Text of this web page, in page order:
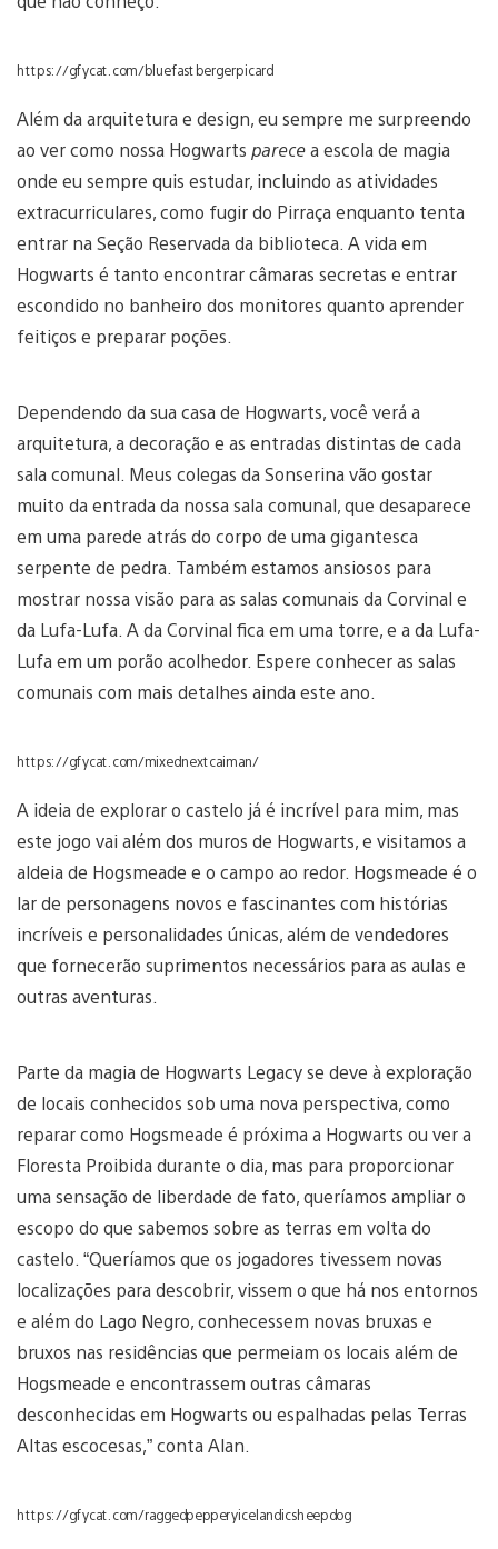
https://gfycat.com/bluefastbergerpicard
Além da arquitetura e design, eu sempre me surpreendo
ao ver como nossa Hogwarts parecea escola de magia
onde eu sempre quis estudar, incluindo as atividades
extracurriculares, como fugir do Pirraça enquanto tenta
entrar na Seção Reservada da biblioteca. A vida em
Hogwarts é tanto encontrar câmaras secretas e entrar
escondido no banheiro dos monitores quanto aprender
feitiços e preparar poções.
Dependendo da sua casa de Hogwarts, você verá a
arquitetura, a decoração e as entradas distintas de cada
sala comunal. Meus colegas da Sonserina vão gostar
muito da entrada da nossa sala comunal, que desaparece
em uma parede atrás do corpo de uma gigantesca
serpente de pedra. Também estamos ansiosos para
mostrar nossa visão para as salas comunais da Corvinal e
da Lufa-Lufa. A da Corvinal fica em uma torre, e a da Lufa-
Lufa em um porão acolhedor. Espere conhecer as salas
comunais com mais detalhes ainda este ano.
https://gfycat.com/mixednextcaiman/
A ideia de explorar o castelo já é incrível para mim, mas
este jogo vai além dos muros de Hogwarts, e visitamos a
aldeia de Hogsmeade e o campo ao redor. Hogsmeade é o
lar de personagens novos e fascinantes com histórias
incríveis e personalidades únicas, além de vendedores
que fornecerão suprimentos necessários para as aulas e
outras aventuras.
Parte da magia de Hogwarts Legacy se deve à exploração
de locais conhecidos sob uma nova perspectiva, como
reparar como Hogsmeade é próxima a Hogwarts ou ver a
Floresta Proibida durante o dia, mas para proporcionar
uma sensação de liberdade de fato, queríamos ampliar o
escopo do que sabemos sobre as terras em volta do
castelo. “Queríamos que os jogadores tivessem novas
localizações para descobrir, vissem o que há nos entornos
e além do Lago Negro, conhecessem novas bruxas e
bruxos nas residências que permeiam os locais além de
Hogsmeade e encontrassem outras câmaras
desconhecidas em Hogwarts ou espalhadas pelas Terras
Altas escocesas,” conta Alan.
https://gfycat.com/raggedpepperyicelandicsheepdog